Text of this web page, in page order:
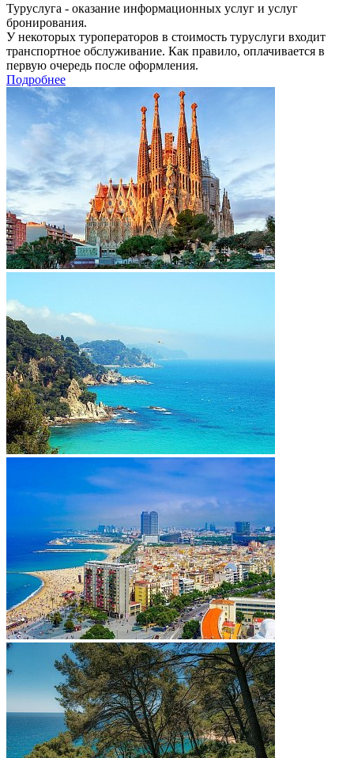
Туруслуга - оказание информационных услуг и услуг
бронирования.
У некоторых туроператоров в стоимость туруслуги входит
транспортное обслуживание. Как правило, оплачивается в
первую очередь после оформления.
Подробнее